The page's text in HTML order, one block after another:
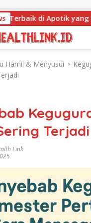
Apotik yang Wajib
Hamil & Menyusui
Terjadi
Link